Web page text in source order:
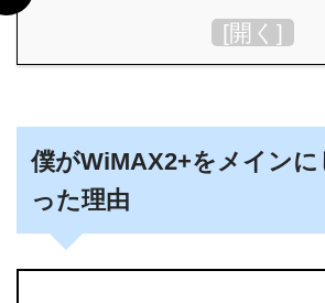
[開く ]
僕がWiMAX2+をメイン
った理由